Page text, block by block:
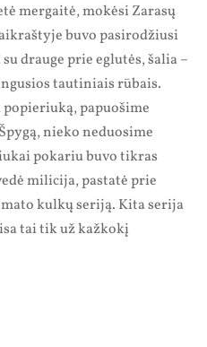
mergaitė, mokėsi Zarasų
buvo pasirodžiusi
drauge prie eglutės, šalia –
tautiniais rūbais.
popieriuką, papuošime
nieko neduosime
pokariu buvo tikras
milicija, pastatė prie
kulkų seriją. Kita serija
tai tik už kažkokį